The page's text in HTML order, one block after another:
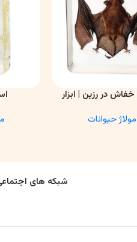
در رزین | ابزار
مولاژ حیوانات
اطلاعات
شبکه های